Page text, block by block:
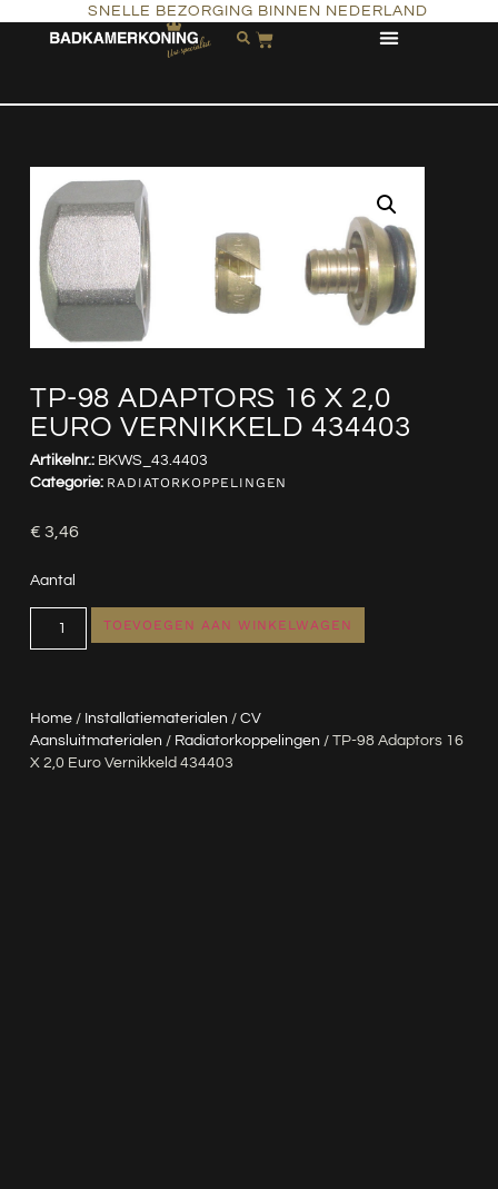
SNELLE BEZORGING BINNEN NEDERLAND
TP-98 ADAPTORS 16 X 2,0
EURO VERNIKKELD 434403
Home/ Installatiematerialen / CV
Aansluitmaterialen / Radiatorkoppelingen / TP-98 Adaptors 16
X 2,0 Euro Vernikkeld 434403
Artikelnr.: BKWS_43.4403
Categorie: RADIATORKOPPELINGEN
€ 3,46
Aantal
TOEVOEGEN AAN WINKELWAGEN